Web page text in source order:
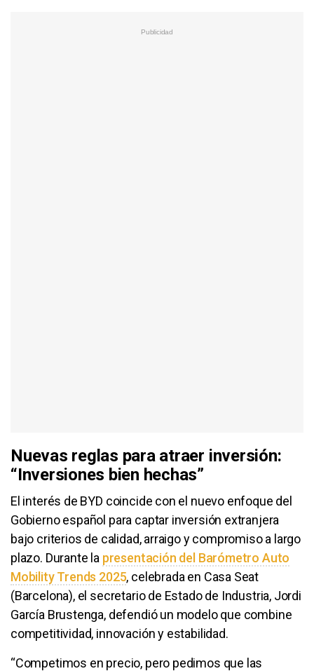
Nuevas reglas para atraer inversión:
“Inversiones bien hechas”
El interés de BYD coincide con el nuevo enfoque del
Gobierno español para captar inversión extranjera
bajo criterios de calidad, arraigo y compromiso a largo
plazo. Durante la presentación del Barómetro Auto
Mobility Trends 2025, celebrada en Casa Seat
(Barcelona), el secretario de Estado de Industria, Jordi
García Brustenga, defendió un modelo que combine
competitividad, innovación y estabilidad.
“Competimos en precio, pero pedimos que las